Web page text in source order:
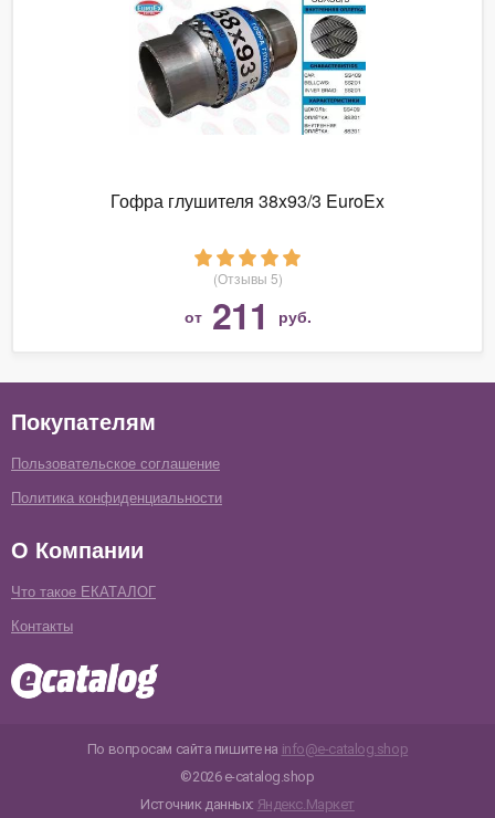
Гофра глушителя 38x93/3 EuroEx
(Отзывы 5)
от 211 руб.
Покупателям
Пользовательское соглашение
Политика конфиденциальности
О Компании
Что такое ЕКАТАЛОГ
Контакты
По вопросам сайта пишите на info@e-catalog.shop
©2026 e-catalog.shop
Источник данных: Яндекс.Маркет